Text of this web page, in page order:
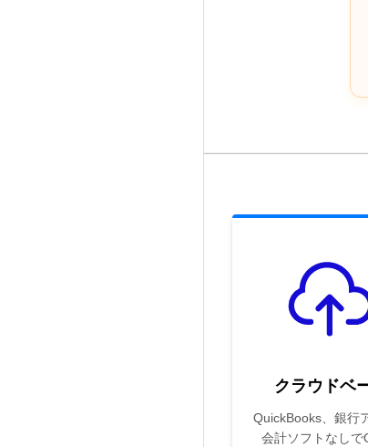
クラウドベ
QuickBooks、銀行
会計ソフトなしで